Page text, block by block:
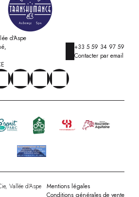
d'Aspe
+33 5 59 34 97 59
Contacter par email
Vallée d'Aspe
Mentions légales
Conditions générales de vente